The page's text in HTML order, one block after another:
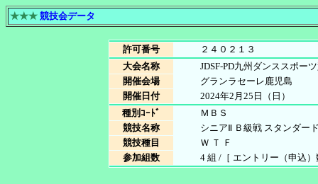
★★★ 競技会データ
許可番号
２４０２１３
大会名称
JDSF-PD九州ダンススポー
開催会場
グランラセーレ鹿児島
開催日付
2024年2月25日（日）
種別ｺｰﾄﾞ
ＭＢＳ
競技名称
シニアⅡ Ｂ級戦 スタンダー
競技種目
Ｗ Ｔ Ｆ
参加組数
4 組 /［ エントリー（申込